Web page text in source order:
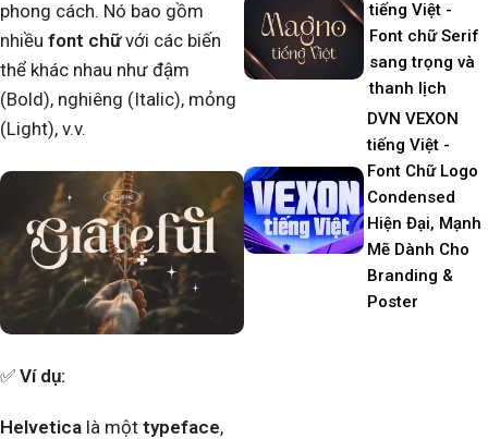
phong cách. Nó bao gồm
nhiều font chữvới các biến
thể khác nhau như đậm
(Bold), nghiêng (Italic), mỏng
(Light), v.v.
✅ Ví dụ:
Helvetica là một typeface,
tiếng Việt -
Font chữ Serif
sang trọng và
thanh lịch
DVN VEXON
tiếng Việt -
Font Chữ Logo
Condensed
Hiện Đại, Mạnh
Mẽ Dành Cho
Branding &
Poster